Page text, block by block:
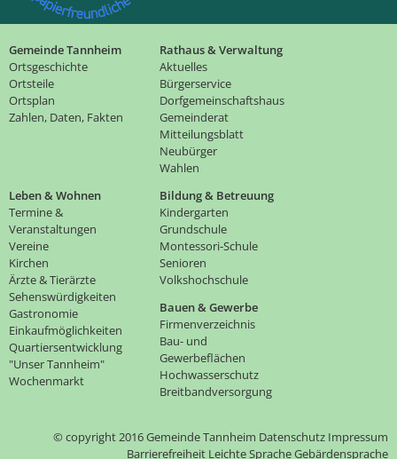
Gemeinde Tannheim
Ortsgeschichte
Ortsteile
Ortsplan
Zahlen, Daten, Fakten
Rathaus & Verwaltung
Aktuelles
Bürgerservice
Dorfgemeinschaftshaus
Gemeinderat
Mitteilungsblatt
Neubürger
Wahlen
Leben & Wohnen
Termine &
Veranstaltungen
Vereine
Kirchen
Ärzte & Tierärzte
Sehenswürdigkeiten
Gastronomie
Einkaufmöglichkeiten
Quartiersentwicklung
"Unser Tannheim"
Wochenmarkt
Bildung & Betreuung
Kindergarten
Grundschule
Montessori-Schule
Senioren
Volkshochschule
Bauen & Gewerbe
Firmenverzeichnis
Bau- und
Gewerbeflächen
Hochwasserschutz
Breitbandversorgung
© copyright 2016 Gemeinde Tannheim Datenschutz Impressum
Barrierefreiheit Leichte SpracheGebärdensprache